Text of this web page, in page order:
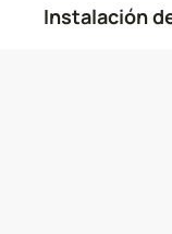
Instalación